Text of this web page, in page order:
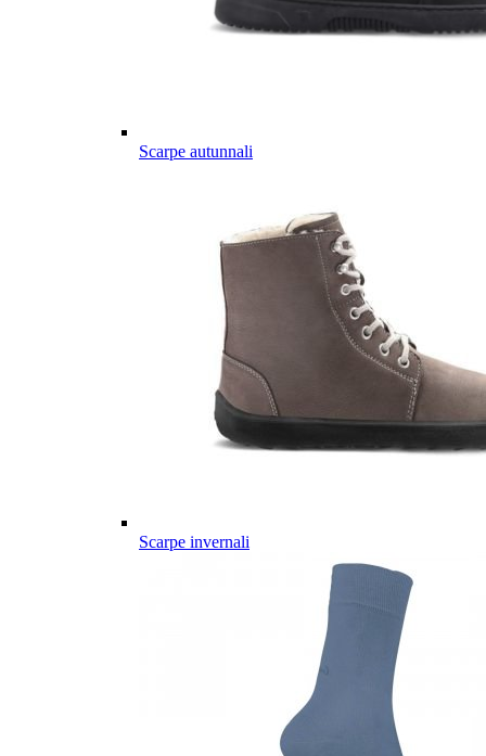
Scarpe autunnali
Scarpe invernali